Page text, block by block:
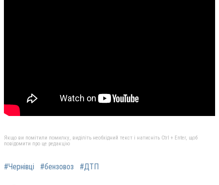
Якщо ви помітили помилку, виділіть необхідний текст і натисніть Ctrl + Enter, щоб
повідомити про це редакцію
#Чернівці #бензовоз #ДТП